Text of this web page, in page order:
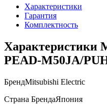
Характеристики
Гарантия
Комплектность
Характеристики
PEAD-M50JA/
БрендMitsubishi Electric
Страна БрендаЯпония